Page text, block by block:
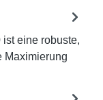
eine robuste,
Maximierung